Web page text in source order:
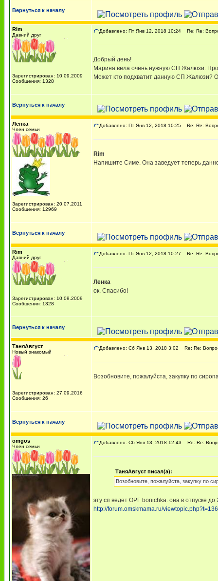
Вернуться к началу
Rim
Давний друг
Зарегистрирован: 10.09.2009
Сообщения: 1328
Добавлено: Пт Янв 12, 2018 10:24 Re: Re:
Добрый день!
Марина вела очень нужную СП Жалюзи.
Может кто подхватит данную СП Жалюзи?
Вернуться к началу
Ленка
Член семьи
Зарегистрирован: 20.07.2011
Сообщения: 12969
Добавлено: Пт Янв 12, 2018 10:25 Re: Re:
Rim
Напишите Симе. Она заведует теперь
Вернуться к началу
Rim
Давний друг
Зарегистрирован: 10.09.2009
Сообщения: 1328
Добавлено: Пт Янв 12, 2018 10:27 Re: Re:
Ленка
ок. Спасибо!
Вернуться к началу
ТаняАвгуст
Новый знакомый
Зарегистрирован: 27.09.2016
Сообщения: 26
Добавлено: Сб Янв 13, 2018 3:02 Re: Re:
Возобновите, пожалуйста, закупку по
Вернуться к началу
omgos
Член семьи
Добавлено: Сб Янв 13, 2018 12:43 Re: Re:
ТаняАвгуст писал(а):
Возобновите, пожалуйста, закупку по
эту сп ведет ОРГ bonichka. она в отпуске
http://forum.omskmama.ru/